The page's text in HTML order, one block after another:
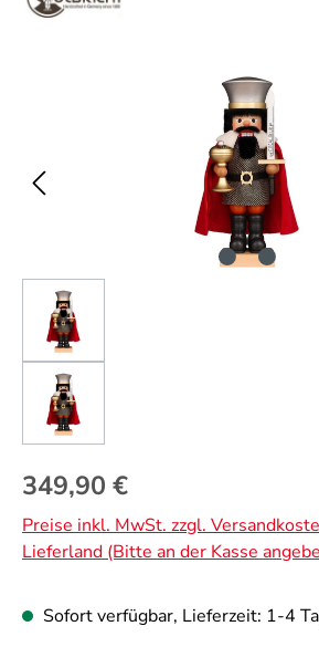
Regulärer Preis:
349,90 €
Preise inkl. MwSt. zzgl.
Lieferland (Bitte an der Kasse
Sofort verfügbar, Lieferzeit: 1-4